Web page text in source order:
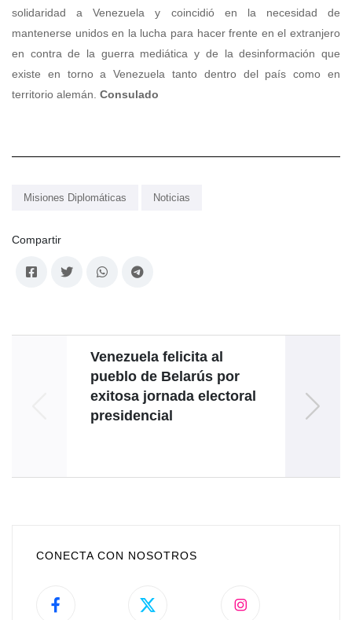
solidaridad a Venezuela y coincidió en la necesidad de
mantenerse unidos en la lucha para hacer frente en el extranjero
en contra de la guerra mediática y de la desinformación que
existe en torno a Venezuela tanto dentro del país como en
territorio alemán. Consulado
Misiones Diplomáticas Noticias
Compartir
Venezuela felicita al
pueblo de Belarús por
exitosa jornada electoral
presidencial
CONECTA CON NOSOTROS